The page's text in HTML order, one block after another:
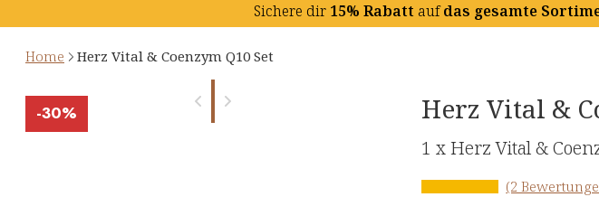
Sichere dir 15% Rabatt aufdas gesamte
Home Herz Vital & Coenzym Q10 Set
-30% Herz Vital &
1 x Herz Vital &
(2